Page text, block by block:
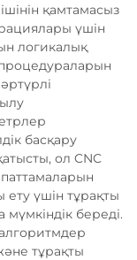
қамтамасыз
үшін
логикалық
басқару
ол CNC
үшін тұрақты
береді.
тұрақты